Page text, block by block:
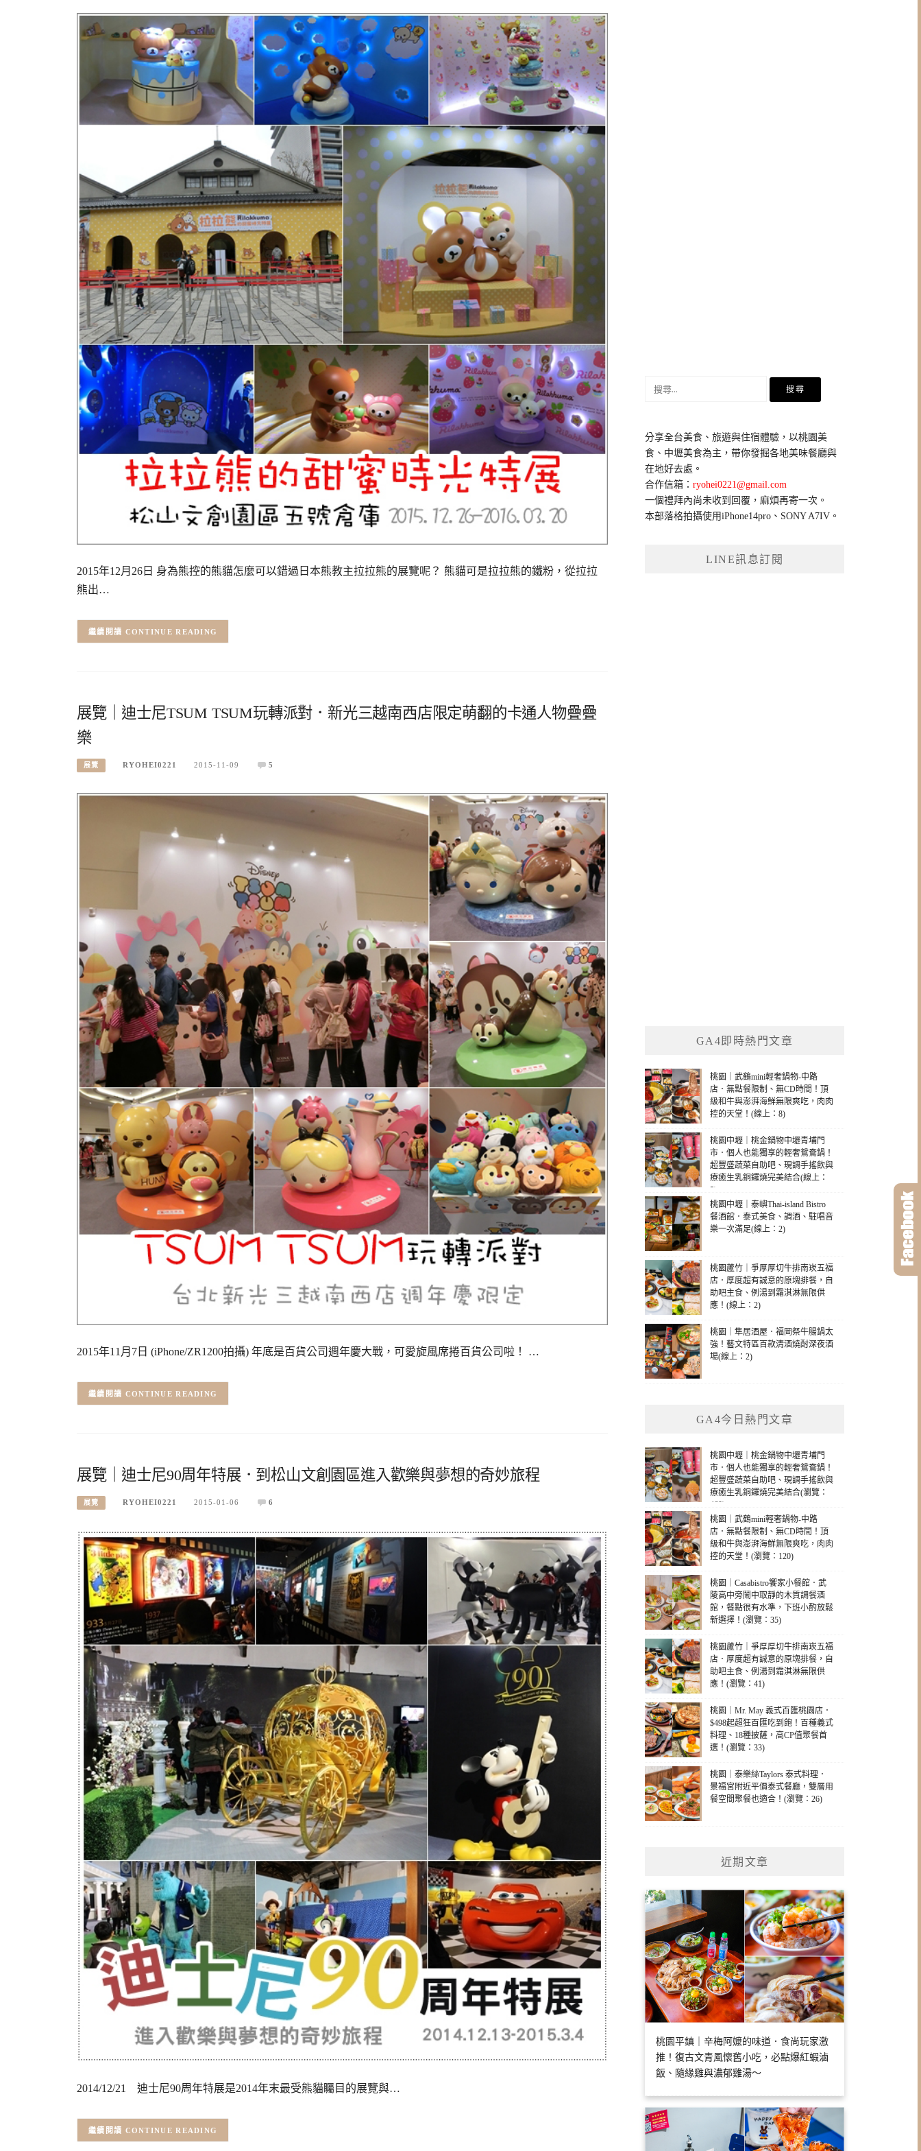
2015年12月26日 身為熊控的熊貓怎麼可以錯過日本熊教主拉拉熊的展覽呢？ 熊貓可是拉拉熊的鐵粉，從拉拉
熊出…
CONTINUE READING
展覽｜迪士尼TSUM TSUM玩轉派對．新光三越南西店限定萌翻的卡通人物疊疊
樂
展覽 RYOHEI0221 2015-11-09 5
2015年11月7日 (iPhone/ZR1200拍攝) 年底是百貨公司週年慶大戰，可愛旋風席捲百貨公司啦！ …
CONTINUE READING
展覽｜迪士尼90周年特展．到松山文創園區進入歡樂與夢想的奇妙旅程
展覽 RYOHEI0221 2015-01-06 6
2014/12/21 迪士尼90周年特展是2014年末最受熊貓矚目的展覽與…
CONTINUE READING
鍵
字:
分享全台美食、旅遊與住宿體驗，以桃園美
食、中壢美食為主，帶你發掘各地美味餐廳與
在地好去處。
合作信箱：ryohei0221@gmail.com
一個禮拜內尚未收到回覆，麻煩再寄一次。
本部落格拍攝使用iPhone14pro、SONY A7IV。
LINE訊息訂閱
GA4即時熱門文章
桃園｜武鶴mini輕奢鍋物-中路
店．無點餐限制、無CD時間！頂
級和牛與澎湃海鮮無限爽吃，肉肉
控的天堂！(線上：8)
桃園中壢｜桃金鍋物中壢青埔門
市．個人也能獨享的輕奢鴛鴦鍋！
超豐盛蔬菜自助吧、現調手搖飲與
療癒生乳銅鑼燒完美結合(線上：
5)
桃園中壢｜泰嶼Thai-island Bistro
餐酒館．泰式美食、調酒、駐唱音
樂一次滿足(線上：2)
桃園蘆竹｜爭厚厚切牛排南崁五福
店．厚度超有誠意的原塊排餐，自
助吧主食、例湯到霜淇淋無限供
應！(線上：2)
桃園｜隼居酒屋．福岡祭牛腸鍋太
強！藝文特區百款清酒燒酎深夜酒
場(線上：2)
GA4今日熱門文章
桃園中壢｜桃金鍋物中壢青埔門
市．個人也能獨享的輕奢鴛鴦鍋！
超豐盛蔬菜自助吧、現調手搖飲與
療癒生乳銅鑼燒完美結合(瀏覽：
460)
桃園｜武鶴mini輕奢鍋物-中路
店．無點餐限制、無CD時間！頂
級和牛與澎湃海鮮無限爽吃，肉肉
控的天堂！(瀏覽：120)
桃園｜Casabistro饗家小餐館．武
陵高中旁鬧中取靜的木質調餐酒
館，餐點很有水準，下班小酌放鬆
新選擇！(瀏覽：35)
桃園蘆竹｜爭厚厚切牛排南崁五福
店．厚度超有誠意的原塊排餐，自
助吧主食、例湯到霜淇淋無限供
應！(瀏覽：41)
桃園｜Mr. May 義式百匯桃園店．
$498起超狂百匯吃到飽！百種義式
料理、18種披薩，高CP值聚餐首
選！(瀏覽：33)
桃園｜泰樂絲Taylors 泰式料理．
景福宮附近平價泰式餐廳，雙層用
餐空間聚餐也適合！(瀏覽：26)
近期文章
桃園平鎮｜辛梅阿嬤的味道．食尚玩家激
推！復古文青風懷舊小吃，必點爆紅蝦滷
飯、隨緣雞與濃郁雞湯～